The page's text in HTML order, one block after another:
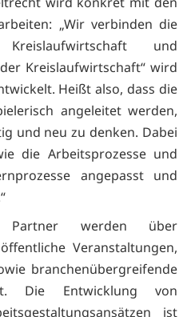
„Wir verbinden die
und
Kreislaufwirtschaft“ wird
Heißt also, dass die
angeleitet werden,
und neu zu denken. Dabei
die Arbeitsprozesse und
angepasst und
werden über
Veranstaltungen,
branchenübergreifende
Die Entwicklung von
ist